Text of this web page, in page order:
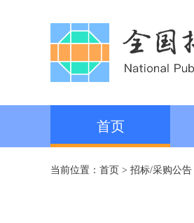
首页
当前位置： 首页 > 招标/采购公告